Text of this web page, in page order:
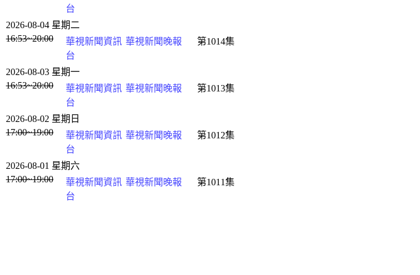
台
2026-08-04 星期二
16:53~20:00
華視新聞資訊
台
華視新聞晚報 第1014集
2026-08-03 星期一
16:53~20:00
華視新聞資訊
台
華視新聞晚報 第1013集
2026-08-02 星期日
17:00~19:00
華視新聞資訊
台
華視新聞晚報 第1012集
2026-08-01 星期六
17:00~19:00
華視新聞資訊
台
華視新聞晚報 第1011集